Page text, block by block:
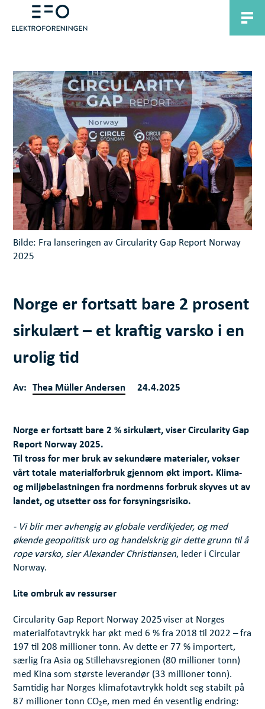
Bilde: Fra lanseringen av Circularity Gap Report Norway
2025
Norge er fortsatt bare 2 prosent
sirkulært – et kraftig varsko i en
urolig tid
Av: Thea Müller Andersen 24.4.2025
Norge er fortsatt bare 2 % sirkulært, viser Circularity Gap
Report Norway 2025.
Til tross for mer bruk av sekundære materialer, vokser
vårt totale materialforbruk gjennom økt import. Klima-
og miljøbelastningen fra nordmenns forbruk skyves ut av
landet, og utsetter oss for forsyningsrisiko.
- Vi blir mer avhengig av globale verdikjeder, og med
økende geopolitisk uro og handelskrig gir dette grunn til å
rope varsko, sier Alexander Christiansen, leder i Circular
Norway.
Lite ombruk av ressurser
Circularity Gap Report Norway 2025 viser at Norges
materialfotavtrykk har økt med 6 % fra 2018 til 2022 – fra
197 til 208 millioner tonn. Av dette er 77 % importert,
særlig fra Asia og Stillehavsregionen (80 millioner tonn)
med Kina som største leverandør (33 millioner tonn).
Samtidig har Norges klimafotavtrykk holdt seg stabilt på
87 millioner tonn CO₂e, men med én vesentlig endring: